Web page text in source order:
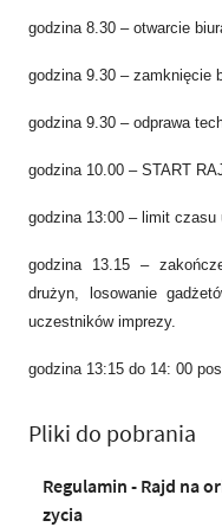
godzina 8.30 – otwarcie
godzina 9.30 – zamknięcie
godzina 9.30 – odprawa
godzina 10.00 – START
godzina 13:00 – limit czasu
godzina 13.15 –
drużyn, losowanie
uczestników imprezy.
godzina 13:15 do 14: 00
Pliki do pobrania
Regulamin - Rajd na
zycia